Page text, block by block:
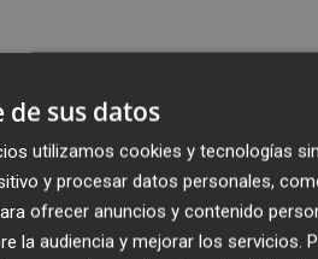
parques empresariales en
gestión y modernización”,
del Consell es un importante
IIdurante los últimos años por
de sus datos
utilizamos cookies y tecnologías
y procesar datos personales,
ofrecer anuncios y contenido
la audiencia y mejorar los servicios.